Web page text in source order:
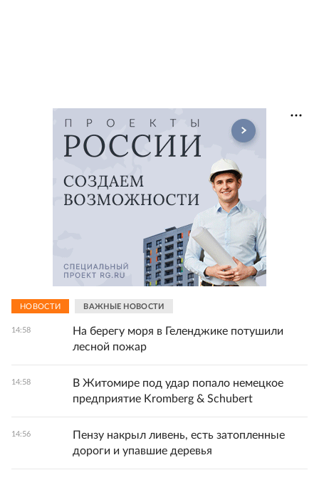
НОВОСТИ ВАЖНЫЕ НОВОСТИ
14:58
На берегу моря в Геленджике потушили
лесной пожар
14:58
В Житомире под удар попало немецкое
предприятие Kromberg & Schubert
14:56
Пензу накрыл ливень, есть затопленные
дороги и упавшие деревья